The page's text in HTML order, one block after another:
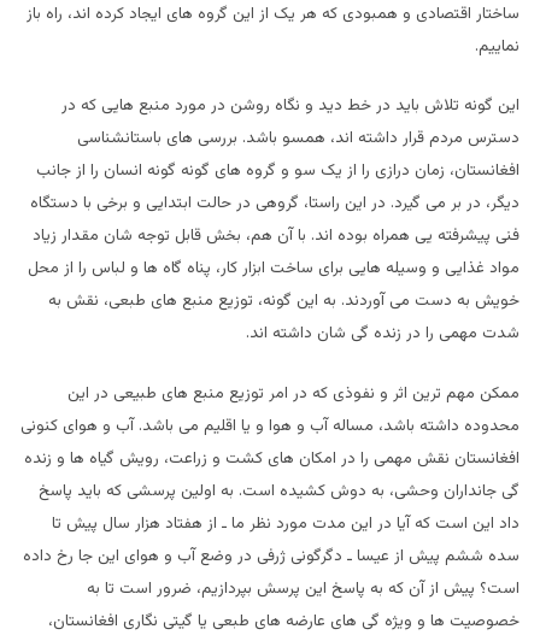
ساختار اقتصادی و همبودی که هر یک از این گروه های ایجاد کرده اند، راه باز
نماییم.
این گونه تلاش باید در خط دید و نگاه روشن در مورد منبع هایی که در
دسترس مردم قرار داشته اند، همسو باشد. بررسی های باستانشناسی
افغانستان، زمان درازی را از یک سو و گروه های گونه گونه انسان را از جانب
دیگر، در بر می گیرد. در این راستا، گروهی در حالت ابتدایی و برخی با دستگاه
فنی پیشرفته یی همراه بوده اند. با آن هم، بخش قابل توجه شان مقدار زیاد
مواد غذایی و وسیله هایی برای ساخت ابزار کار، پناه گاه ها و لباس را از محل
خویش به دست می آوردند. به این گونه، توزیع منبع های طبعی، نقش به
شدت مهمی را در زنده گی شان داشته اند.
ممکن مهم ترین اثر و نفوذی که در امر توزیع منبع های طبیعی در این
محدوده داشته باشد، مساله آب و هوا و یا اقلیم می باشد. آب و هوای کنونی
افغانستان نقش مهمی را در امکان های کشت و زراعت، رویش گیاه ها و زنده
گی جانداران وحشی، به دوش کشیده است. به اولین پرسشی که باید پاسخ
داد این است که آیا در این مدت مورد نظر ما ـ از هفتاد هزار سال پیش تا
سده ششم پیش از عیسا ـ دگرگونی ژرفی در وضع آب و هوای این جا رخ داده
است؟ پیش از آن که به پاسخ این پرسش بپردازیم، ضرور است تا به
خصوصیت ها و ویژه گی های عارضه های طبعی یا گیتی نگاری افغانستان،